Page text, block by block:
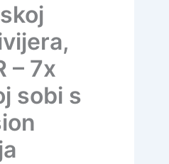
– 7x
sobi s